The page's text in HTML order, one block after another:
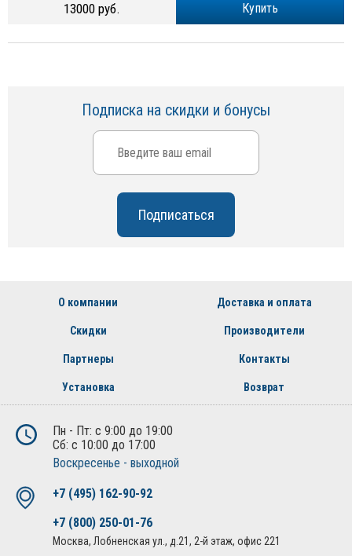
Купить
13000 руб.
Подписка на скидки и бонусы
О компании Доставка и оплата
Скидки Производители
Партнеры Контакты
Установка Возврат
Пн - Пт: с 9:00 до 19:00
Сб: с 10:00 до 17:00
Воскресенье - выходной
+7 (495) 162-90-92
+7 (800) 250-01-76
Москва, Лобненская ул., д.21, 2-й этаж, офис 221